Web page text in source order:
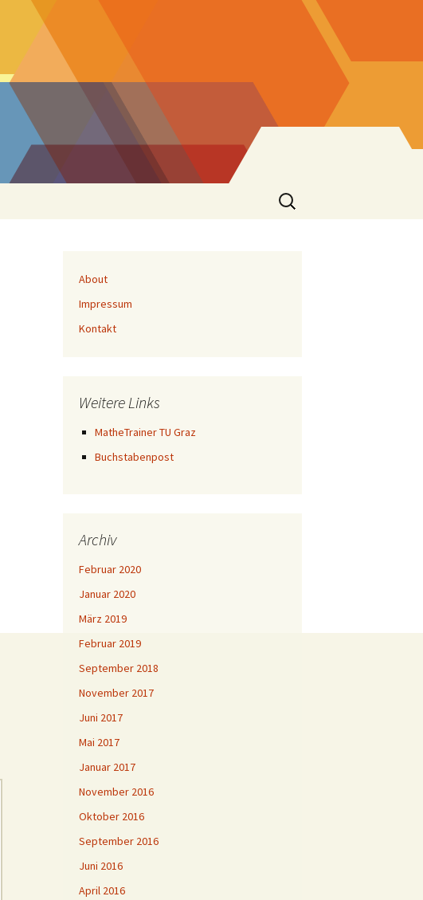
Suchen
nach:
About
Impressum
Kontakt
Weitere Links
MatheTrainer TU Graz
Buchstabenpost
Archiv
Februar 2020
Januar 2020
März 2019
Februar 2019
September 2018
November 2017
Juni 2017
Mai 2017
Januar 2017
November 2016
Oktober 2016
September 2016
Juni 2016
April 2016